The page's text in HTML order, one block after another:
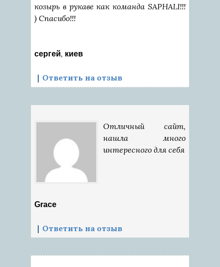
козырь в рукаве как команда SAPHALI!!!
) Спасибо!!!
сергей, киев
Ответить на отзыв
Отличный сайт,
нашла много
интересного для себя
Grace
Ответить на отзыв